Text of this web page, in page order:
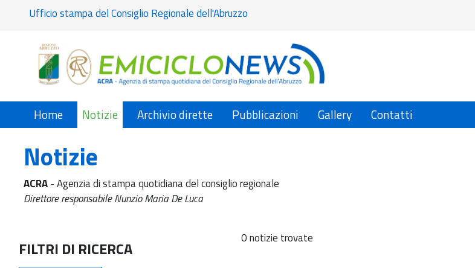
Ufficio stampa del Consiglio Regionale dell'Abruzzo
Home Notizie Archivio dirette Pubblicazioni Gallery Contatti
Notizie
ACRA- Agenzia di stampa quotidiana del consiglio regionale
Direttore responsabile Nunzio Maria De Luca
FILTRI DI RICERCA 0 notizie trovate